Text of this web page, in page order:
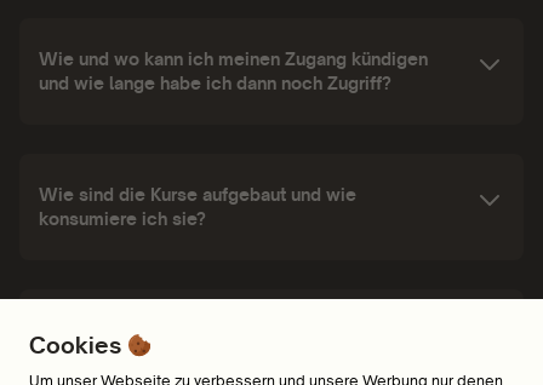
Wie und wo kann ich meinen Zugang kündigen
und wie lange habe ich dann noch Zugriff?
Wie sind die Kurse aufgebaut und wie
konsumiere ich sie?
Wo und auf welchen Geräten kann ich meine
Audiokurse hören?
Cookies
Um unser Webseite zu verbessern und unsere Werbung nur denen